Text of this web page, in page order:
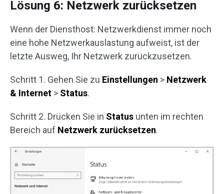
Lösung 6: Netzwerk zurücksetzen
Wenn der Diensthost: Netzwerkdienst immer noch
eine hohe Netzwerkauslastung aufweist, ist der
letzte Ausweg, Ihr Netzwerk zurückzusetzen.
Schritt 1. Gehen Sie zu Einstellungen > Netzwerk
& Internet > Status.
Schritt 2. Drücken Sie in Status unten im rechten
Bereich auf Netzwerk zurücksetzen.